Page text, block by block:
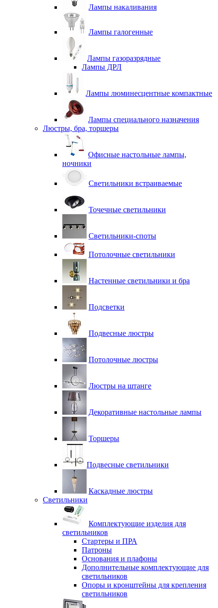
Лампы накаливания
Лампы галогенные
Лампы газоразрядные
Лампы ДРЛ
Лампы люминесцентные компактные
Лампы специального назначения
Люстры, бра, торшеры
Офисные настольные лампы,
ночники
Светильники встраиваемые
Точечные светильники
Светильники-споты
Потолочные светильники
Настенные светильники и бра
Подсветки
Подвесные люстры
Потолочные люстры
Люстры на штанге
Декоративные настольные лампы
Торшеры
Подвесные светильники
Каскадные люстры
Светильники
Комплектующие изделия для
светильников
Стартеры и ПРА
Патроны
Основания и плафоны
Дополнительные комплектующие для
светильников
Опоры и кронштейны для крепления
светильников